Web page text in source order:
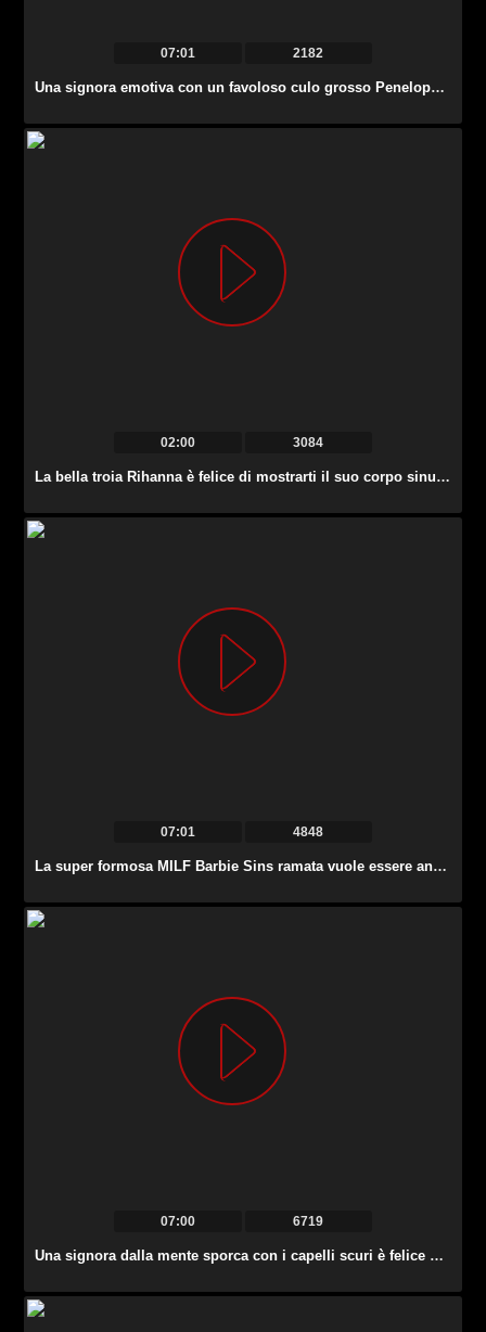
07:01 2182
Una signora emotiva con un favoloso culo grosso Penelope Reed cavalca un cazzo dopo BJ.
02:00 3084
La bella troia Rihanna è felice di mostrarti il suo corpo sinuoso e succoso.
07:01 4848
La super formosa MILF Barbie Sins ramata vuole essere analfucked alla pecorina.
07:00 6719
Una signora dalla mente sporca con i capelli scuri è felice di scopare con le dita la sua figa matura.